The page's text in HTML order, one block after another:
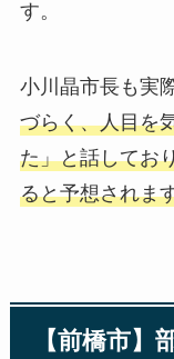
す。
小川晶市長も実
づらく、人目を
た」と話してお
ると予想されま
【前橋市】